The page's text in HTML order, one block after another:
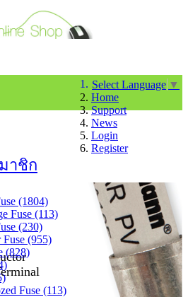
Select Language ▼
Home
Support
News
Login
Register
าชิก
(1804)
Fuse (113)
(230)
Fuse (955)
(828)
Fuse (113)